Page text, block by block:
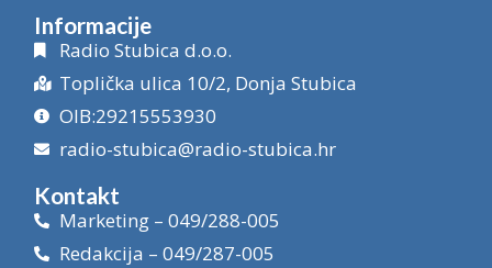
Informacije
Radio Stubica d.o.o.
Toplička ulica 10/2, Donja Stubica
OIB:29215553930
radio-stubica@radio-stubica.hr
Kontakt
Marketing – 049/288-005
Redakcija – 049/287-005